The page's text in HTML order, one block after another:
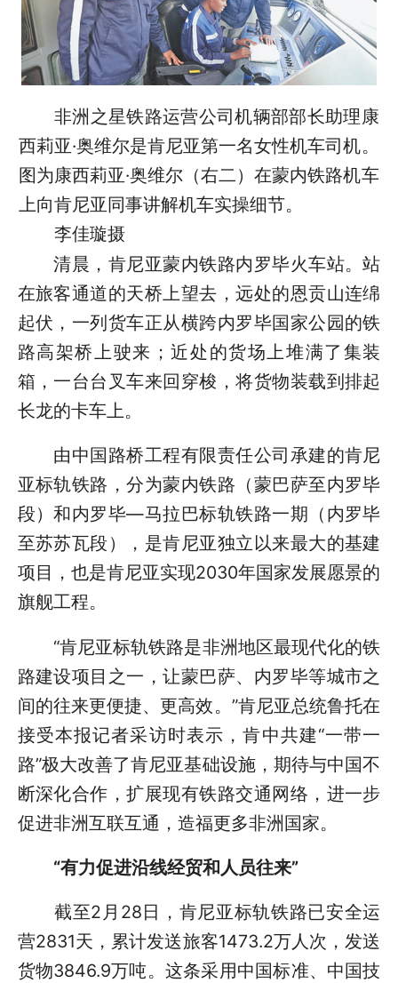
非洲之星铁路运营公司机辆部部长助理康
西莉亚·奥维尔是肯尼亚第一名女性机车司机。
图为康西莉亚·奥维尔（右二）在蒙内铁路机车
上向肯尼亚同事讲解机车实操细节。
李佳璇摄
清晨，肯尼亚蒙内铁路内罗毕火车站。站
在旅客通道的天桥上望去，远处的恩贡山连绵
起伏，一列货车正从横跨内罗毕国家公园的铁
路高架桥上驶来；近处的货场上堆满了集装
箱，一台台叉车来回穿梭，将货物装载到排起
长龙的卡车上。
由中国路桥工程有限责任公司承建的肯尼
亚标轨铁路，分为蒙内铁路（蒙巴萨至内罗毕
段）和内罗毕—马拉巴标轨铁路一期（内罗毕
至苏苏瓦段），是肯尼亚独立以来最大的基建
项目，也是肯尼亚实现2030年国家发展愿景的
旗舰工程。
“肯尼亚标轨铁路是非洲地区最现代化的铁
路建设项目之一，让蒙巴萨、内罗毕等城市之
间的往来更便捷、更高效。”肯尼亚总统鲁托在
接受本报记者采访时表示，肯中共建“一带一
路”极大改善了肯尼亚基础设施，期待与中国不
断深化合作，扩展现有铁路交通网络，进一步
促进非洲互联互通，造福更多非洲国家。
“有力促进沿线经贸和人员往来”
截至2月28日，肯尼亚标轨铁路已安全运
营2831天，累计发送旅客1473.2万人次，发送
货物3846.9万吨。这条采用中国标准、中国技